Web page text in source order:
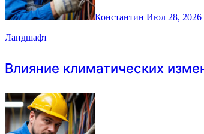
Константин Июл 28, 2026
Ландшафт
Влияние климатических